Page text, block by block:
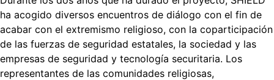
ha acogido diversos encuentros de diálogo con el fin de
acabar con el extremismo religioso, con la coparticipación
de las fuerzas de seguridad estatales, la sociedad y las
empresas de seguridad y tecnología securitaria. Los
representantes de las comunidades religiosas,